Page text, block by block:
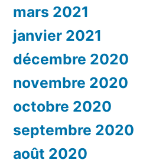
mars 2021
janvier 2021
décembre 2020
novembre 2020
octobre 2020
septembre 2020
août 2020